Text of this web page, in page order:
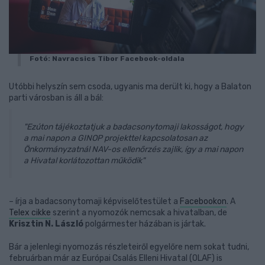
Fotó: Navracsics Tibor Facebook-oldala
Utóbbi helyszín sem csoda, ugyanis ma derült ki, hogy a Balaton
parti városban is áll a bál:
"Ezúton tájékoztatjuk a badacsonytomaji lakosságot, hogy
a mai napon a GINOP projekttel kapcsolatosan az
Önkormányzatnál NAV-os ellenőrzés zajlik, így a mai napon
a Hivatal korlátozottan működik"
– írja a badacsonytomaji képviselőtestület a Facebookon. A
Telex cikke szerint a nyomozók nemcsak a hivatalban, de
Krisztin N. László polgármester házában is jártak.
Bár a jelenlegi nyomozás részleteiről egyelőre nem sokat tudni,
februárban már az Európai Csalás Elleni Hivatal (OLAF) is